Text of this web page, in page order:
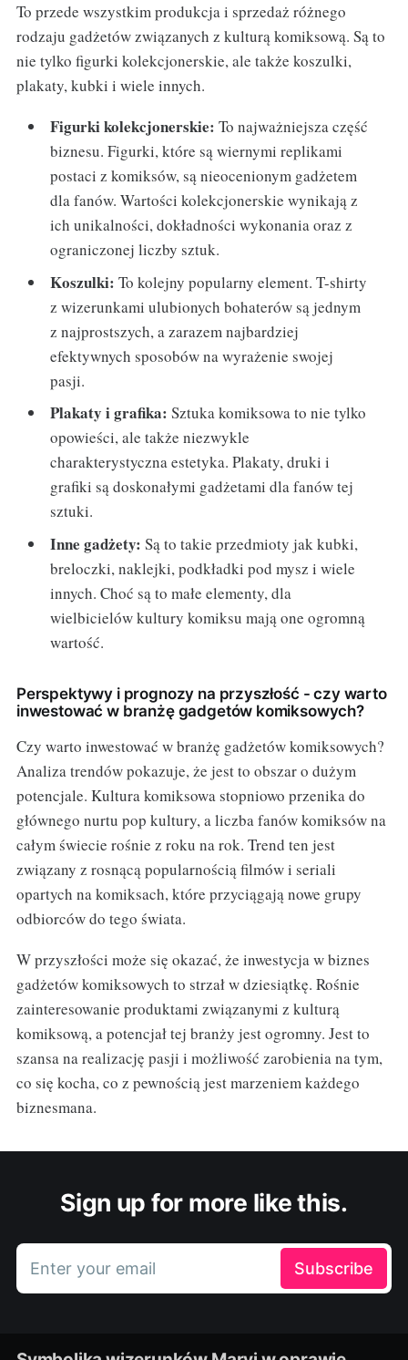
To przede wszystkim produkcja i sprzedaż różnego
rodzaju gadżetów związanych z kulturą komiksową. Są to
nie tylko figurki kolekcjonerskie, ale także koszulki,
plakaty, kubki i wiele innych.
Figurki kolekcjonerskie: To najważniejsza część
biznesu. Figurki, które są wiernymi replikami
postaci z komiksów, są nieocenionym gadżetem
dla fanów. Wartości kolekcjonerskie wynikają z
ich unikalności, dokładności wykonania oraz z
ograniczonej liczby sztuk.
Koszulki: To kolejny popularny element. T-shirty
z wizerunkami ulubionych bohaterów są jednym
z najprostszych, a zarazem najbardziej
efektywnych sposobów na wyrażenie swojej
pasji.
Plakaty i grafika: Sztuka komiksowa to nie tylko
opowieści, ale także niezwykle
charakterystyczna estetyka. Plakaty, druki i
grafiki są doskonałymi gadżetami dla fanów tej
sztuki.
Inne gadżety: Są to takie przedmioty jak kubki,
breloczki, naklejki, podkładki pod mysz i wiele
innych. Choć są to małe elementy, dla
wielbicielów kultury komiksu mają one ogromną
wartość.
Perspektywy i prognozy na przyszłość - czy warto
inwestować w branżę gadgetów komiksowych?
Czy warto inwestować w branżę gadżetów komiksowych?
Analiza trendów pokazuje, że jest to obszar o dużym
potencjale. Kultura komiksowa stopniowo przenika do
głównego nurtu pop kultury, a liczba fanów komiksów na
całym świecie rośnie z roku na rok. Trend ten jest
związany z rosnącą popularnością filmów i seriali
opartych na komiksach, które przyciągają nowe grupy
odbiorców do tego świata.
W przyszłości może się okazać, że inwestycja w biznes
gadżetów komiksowych to strzał w dziesiątkę. Rośnie
zainteresowanie produktami związanymi z kulturą
komiksową, a potencjał tej branży jest ogromny. Jest to
szansa na realizację pasji i możliwość zarobienia na tym,
co się kocha, co z pewnością jest marzeniem każdego
biznesmana.
Sign up for more like this.
Enter your email Subscribe